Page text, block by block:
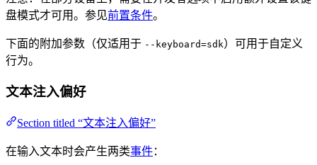
盘模式才可用。参见前置条件。
下面的附加参数（仅适用于 --keyboard=sdk）可用于自定义
行为。
文本注入偏好
Section titled “文本注入偏好”
在输入文本时会产生两类事件：